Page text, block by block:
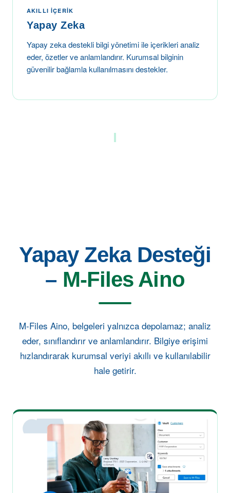
AKILLI İÇERIK
Yapay Zeka
Yapay zeka destekli bilgi yönetimi ile içerikleri analiz
eder, özetler ve anlamlandırır. Kurumsal bilginin
güvenilir bağlamla kullanılmasını destekler.
Yapay Zeka Desteği
– M-Files Aino
M-Files Aino, belgeleri yalnızca depolamaz; analiz
eder, sınıflandırır ve anlamlandırır. Bilgiye erişimi
hızlandırarak kurumsal veriyi akıllı ve kullanılabilir
hale getirir.